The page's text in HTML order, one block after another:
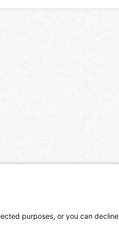
purposes, or you can decline